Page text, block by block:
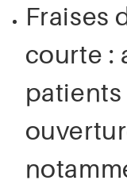
Fraises
courte :